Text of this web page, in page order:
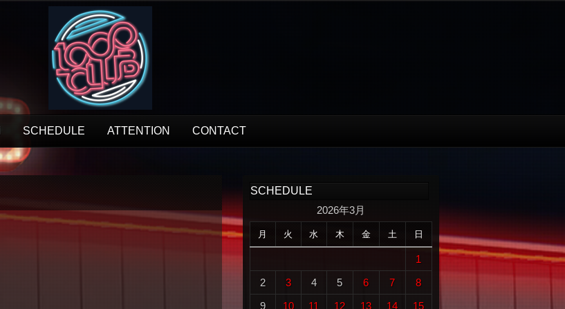
SCHEDULE ATTENTION CONTACT
SCHEDULE
2026年3月
月 火 水 木 金 土 日
1
2
3 4 5 6 7
8
9
10 11 12 13 14 15